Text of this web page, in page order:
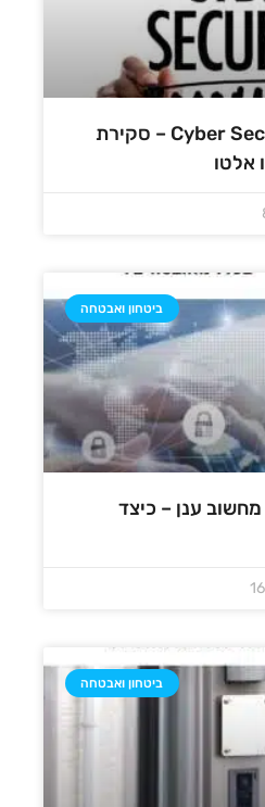
אבטחת מידע Cyber Security – סקירת
אלטו
ביטחון ואבטחה
ענן – כיצד
ביטחון ואבטחה